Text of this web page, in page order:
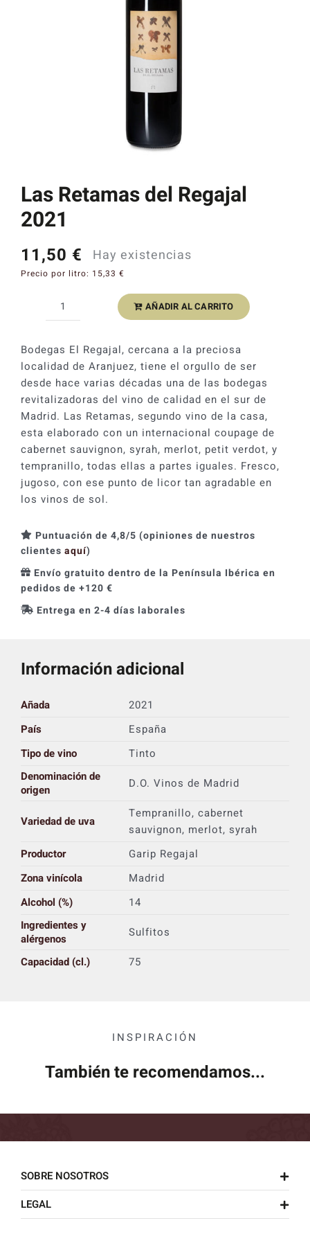
Las Retamas del Regajal
2021
11,50 € Hay existencias
Precio por litro: 15,33 €
Las
del
Regajal
2021
cantidad
AÑADIR AL CARRITO
Bodegas El Regajal, cercana a la preciosa
localidad de Aranjuez, tiene el orgullo de ser
desde hace varias décadas una de las bodegas
revitalizadoras del vino de calidad en el sur de
Madrid. Las Retamas, segundo vino de la casa,
esta elaborado con un internacional coupage de
cabernet sauvignon, syrah, merlot, petit verdot, y
tempranillo, todas ellas a partes iguales. Fresco,
jugoso, con ese punto de licor tan agradable en
los vinos de sol.
Puntuación de 4,8/5 (opiniones de nuestros
clientes aquí)
Envío gratuito dentro de la Península Ibérica en
pedidos de +120 €
Entrega en 2-4 días laborales
Información adicional
Añada
2021
País
España
Tipo de vino
Tinto
Denominación de
origen
D.O. Vinos de Madrid
Variedad de uva
Tempranillo, cabernet
sauvignon, merlot, syrah
Productor
Garip Regajal
Zona vinícola
Madrid
Alcohol (%)
14
Ingredientes y
alérgenos
Sulfitos
Capacidad (cl.)
75
INSPIRACIÓN
También te recomendamos...
SOBRE NOSOTROS
LEGAL